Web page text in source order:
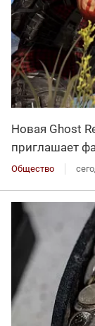
Новая Ghost
приглашает
Общество